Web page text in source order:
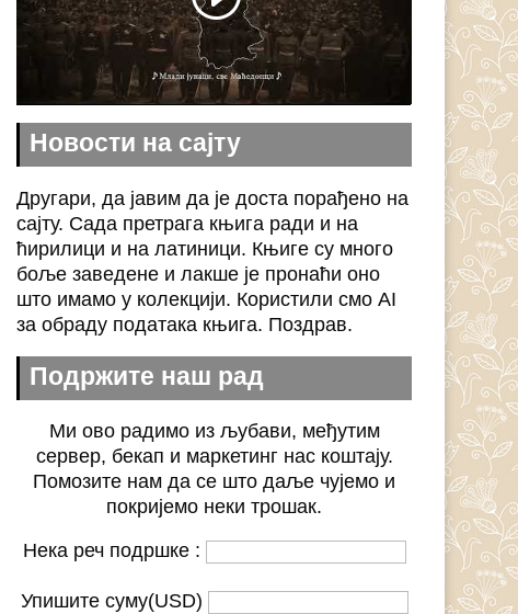
Новости на сајту
Другари, да јавим да је доста порађено на
сајту. Сада претрага књига ради и на
ћирилици и на латиници. Књиге су много
боље заведене и лакше је пронаћи оно
што имамо у колекцији. Користили смо AI
за обраду података књига. Поздрав.
Подржите наш рад
Ми ово радимо из љубави, међутим
сервер, бекап и маркетинг нас коштају.
Помозите нам да се што даље чујемо и
покријемо неки трошак.
Нека реч подршке :
Упишите суму(USD)